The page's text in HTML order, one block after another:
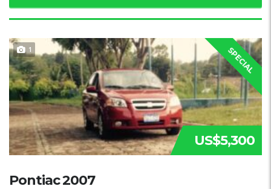
1 SPECIAL
US$5,300
Pontiac 2007